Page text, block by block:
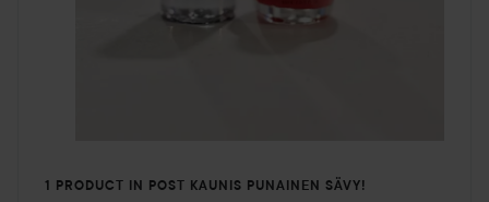
1 PRODUCT IN POST KAUNIS PUNAINEN SÄVY!